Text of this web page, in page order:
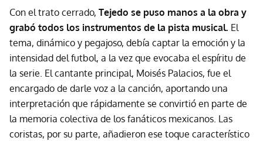
Con el trato cerrado, Tejedo se puso manos a la obra y
grabó todos los instrumentos de la pista musical. El
tema, dinámico y pegajoso, debía captar la emoción y la
intensidad del futbol, a la vez que evocaba el espíritu de
la serie. El cantante principal, Moisés Palacios, fue el
encargado de darle voz a la canción, aportando una
interpretación que rápidamente se convirtió en parte de
la memoria colectiva de los fanáticos mexicanos. Las
coristas, por su parte, añadieron ese toque característico